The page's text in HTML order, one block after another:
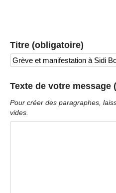
Titre (obligatoire)
Texte de votre message
Pour créer des paragraphes,
vides.